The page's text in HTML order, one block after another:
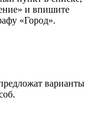
и впишите
«Город».
варианты